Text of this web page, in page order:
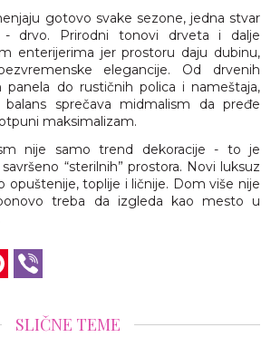
gotovo svake sezone, jedna stvar
- drvo. Prirodni tonovi drveta i dalje
enterijerima jer prostoru daju dubinu,
elegancije. Od drvenih
panela do rustičnih polica i nameštaja,
sprečava midmalism da pređe
maksimalizam.
nije samo trend dekoracije - to je
“sterilnih” prostora. Novi luksuz
opuštenije, toplije i ličnije. Dom više nije
treba da izgleda kao mesto u
Pinterest
SLIČNE TEME